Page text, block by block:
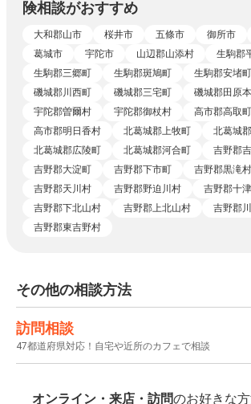
険相談がおすすめ
大和郡山市 桜井市 五條市 御所市
葛城市
宇陀市 山辺郡山添村
生駒郡
生駒郡三郷町
生駒郡斑鳩町
生駒郡安堵町
磯城郡川西町
磯城郡三宅町
磯城郡田原
宇陀郡曽爾村
宇陀郡御杖村
高市郡高取町
高市郡明日香村
北葛城郡上牧町
北葛城
北葛城郡広陵町
北葛城郡河合町
吉野郡
吉野郡大淀町
吉野郡下市町
吉野郡黒滝村
吉野郡天川村
吉野郡野迫川村
吉野郡十
吉野郡下北山村
吉野郡上北山村
吉野郡
吉野郡東吉野村
その他の相談方法
訪問相談
47都道府県対応！自宅や近所のカフェで相談
オンライン・来店・訪問のお好きな